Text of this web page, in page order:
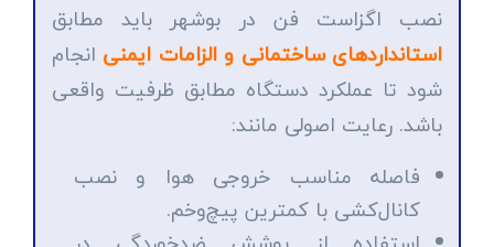
نصب اگزاست فن در بوشهر باید مطابق
استانداردهای ساختمانی و الزامات ایمنی انجام
شود تا عملکرد دستگاه مطابق ظرفیت واقعی
باشد. رعایت اصولی مانند:
فاصله مناسب خروجی هوا و نصب
کانال‌کشی با کمترین پیچ‌وخم.